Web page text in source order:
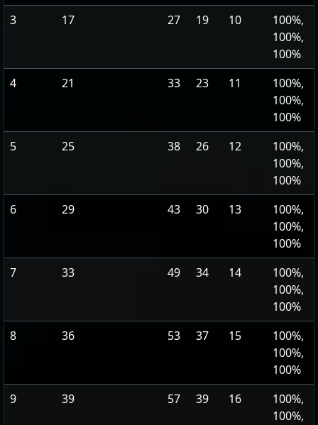
3
17 27 19 10
100%,
100%,
100%
4
21 33 23 11
100%,
100%,
100%
5
25 38 26 12
100%,
100%,
100%
6
29 43 30 13
100%,
100%,
100%
7
33 49 34 14
100%,
100%,
100%
8
36 53 37 15
100%,
100%,
100%
9
39 57 39 16
100%,
100%,